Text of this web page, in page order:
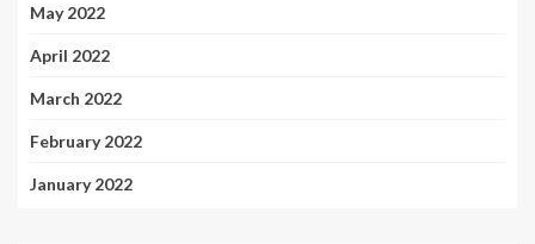
May 2022
April 2022
March 2022
February 2022
January 2022